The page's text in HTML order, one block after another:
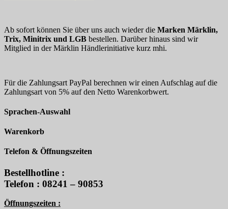
Ab sofort können Sie über uns auch wieder die Marken Märklin,
Trix, Minitrix und LGB bestellen. Darüber hinaus sind wir
Mitglied in der Märklin Händlerinitiative kurz mhi.
Für die Zahlungsart PayPal berechnen wir einen Aufschlag auf die
Zahlungsart von 5% auf den Netto Warenkorbwert.
Sprachen-Auswahl
Warenkorb
Telefon & Öffnungszeiten
Bestellhotline :
Telefon : 08241 – 90853
Öffnungszeiten :